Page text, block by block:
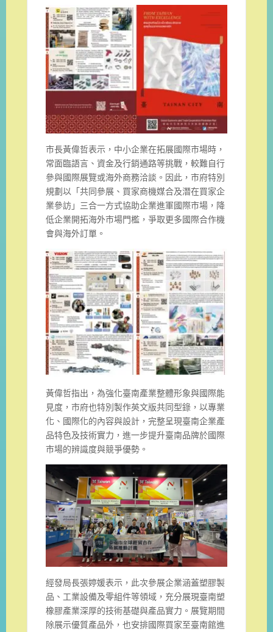
市長黃偉哲表示，中小企業在拓展國際市場時，
常面臨語言、資金及行銷通路等挑戰，較難自行
參與國際展覽或海外商務洽談。因此，市府特別
規劃以「共同參展、買家商機媒合及潛在買家企
業參訪」三合一方式協助企業進軍國際市場，降
低企業開拓海外市場門檻，爭取更多國際合作機
會與海外訂單。
黃偉哲指出，為強化臺南產業整體形象與國際能
見度，市府也特別製作英文版共同型錄，以專業
化、國際化的內容與設計，完整呈現臺南企業產
品特色及技術實力，進一步提升臺南品牌於國際
市場的辨識度與競爭優勢。
經發局長張婷媛表示，此次參展企業涵蓋塑膠製
品、工業設備及零組件等領域，充分展現臺南塑
橡膠產業深厚的技術基礎與產品實力。展覽期間
除展示優質產品外，也安排國際買家至臺南館進